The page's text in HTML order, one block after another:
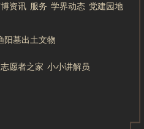
资讯 服务 学界动态 党建园地
阳墓出土文物
志愿者之家 小小讲解员